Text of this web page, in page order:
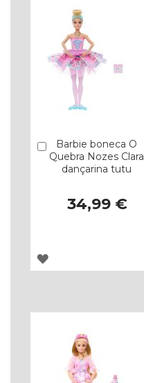
DESEJOS
Barbie boneca O
Quebra Nozes Clara
dançarina tutu
34,99 €
Comprar
ADICIONAR
DESEJOS